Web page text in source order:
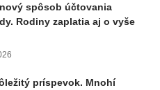
spôsob účtovania
Rodiny zaplatia aj o vyše
príspevok. Mnohí